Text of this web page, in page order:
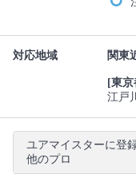
対応地域 関東
[東京
江戸
ユアマイスターに登
他のプロ